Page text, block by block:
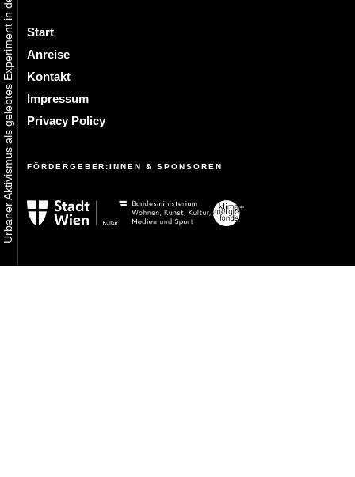
Start
Anreise
Kontakt
Impressum
Privacy Policy
FÖRDERGEBER:INNEN & SPONSOREN